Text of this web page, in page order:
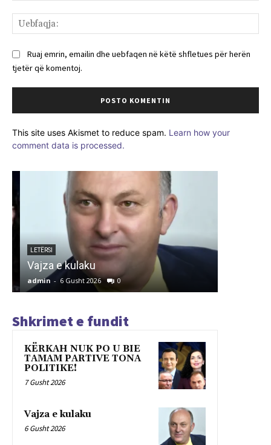
Ruaj emrin, emailin dhe uebfaqen në këtë shfletues për herën
tjetër që komentoj.
This site uses Akismet to reduce spam. Learn how your
comment data is processed.
LETËRSI
Vajza e kulaku
admin - 6 Gusht 2026 0
Shkrimet e fundit
KËRKAH NUK PO U BIE
TAMAM PARTIVE TONA
POLITIKE!
7 Gusht 2026
Vajza e kulaku
6 Gusht 2026